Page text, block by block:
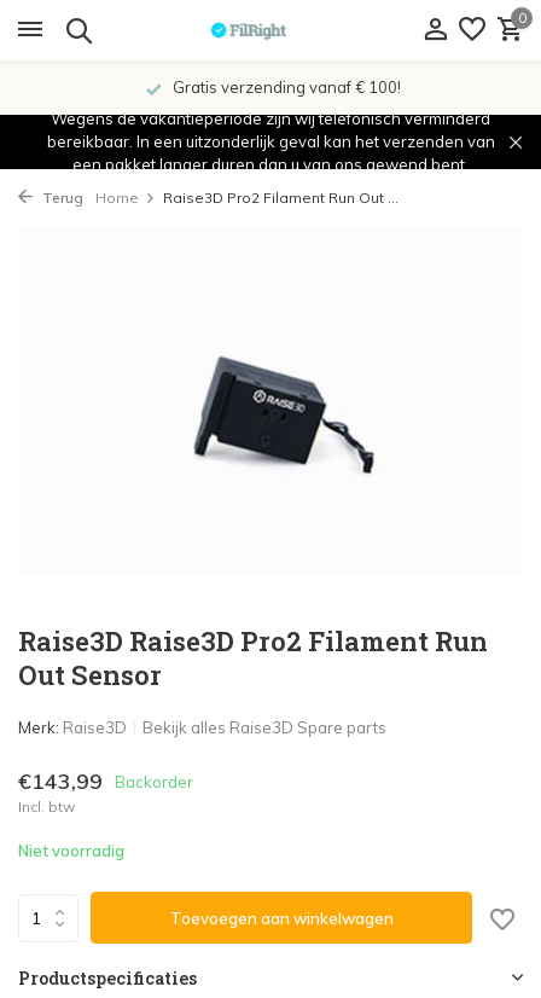
0
Gratis verzending vanaf € 100!
Wegens de vakantieperiode zijn wij telefonisch verminderd
bereikbaar. In een uitzonderlijk geval kan het verzenden van
een pakket langer duren dan u van ons gewend bent.
Terug Home Raise3D Pro2 Filament Run Out ...
Raise3D Raise3D Pro2 Filament Run
Out Sensor
Merk: Raise3D Bekijk alles Raise3D Spare parts
€143,99 Backorder
Incl. btw
Niet voorradig
Toevoegen aan winkelwagen
Productspecificaties